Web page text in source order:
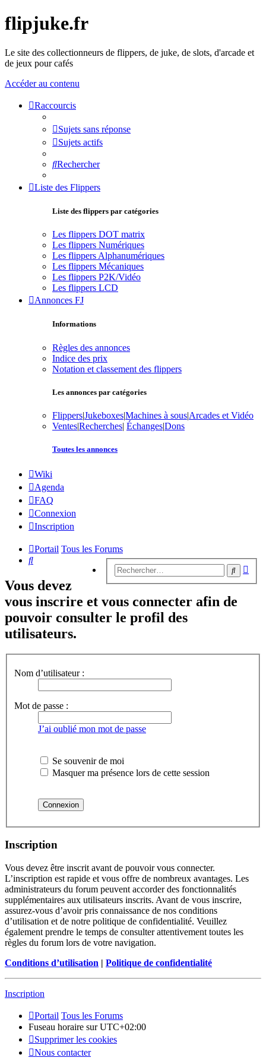
flipjuke.fr
Le site des collectionneurs de flippers, de juke, de slots, d'arcade et
de jeux pour cafés
Accéder au contenu
Raccourcis
Sujets sans réponse
Sujets actifs
Rechercher
Liste des Flippers
Liste des flippers par catégories
Les flippers DOT matrix
Les flippers Numériques
Les flippers Alphanumériques
Les flippers Mécaniques
Les flippers P2K/Vidéo
Les flippers LCD
Annonces FJ
Informations
Règles des annonces
Indice des prix
Notation et classement des flippers
Les annonces par catégories
Flippers|Jukeboxes|Machines à sous|Arcades et Vidéo
Ventes|Recherches| Échanges|Dons
Toutes les annonces
Wiki
Agenda
FAQ
Connexion
Inscription
Portail Tous les Forums
Rechercher
Vous devez
vous inscrire et vous connecter afin de
pouvoir consulter le profil des
utilisateurs.
Nom d’utilisateur :
Mot de passe :
J’ai oublié mon mot de passe
Se souvenir de moi
Masquer ma présence lors de cette session
Inscription
Vous devez être inscrit avant de pouvoir vous connecter.
L’inscription est rapide et vous offre de nombreux avantages. Les
administrateurs du forum peuvent accorder des fonctionnalités
supplémentaires aux utilisateurs inscrits. Avant de vous inscrire,
assurez-vous d’avoir pris connaissance de nos conditions
d’utilisation et de notre politique de confidentialité. Veuillez
également prendre le temps de consulter attentivement toutes les
règles du forum lors de votre navigation.
Conditions d’utilisation | Politique de confidentialité
Inscription
Portail Tous les Forums
Fuseau horaire surUTC+02:00
Supprimer les cookies
Nous contacter